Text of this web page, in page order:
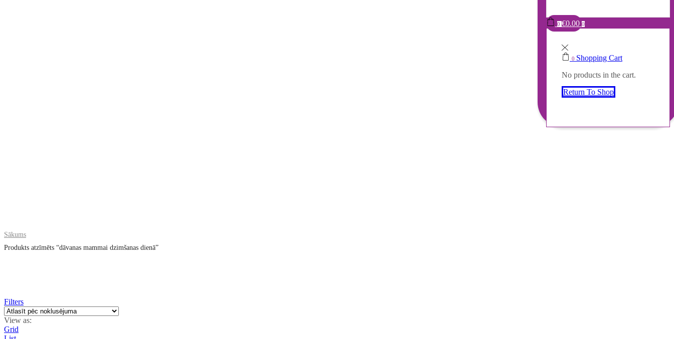
0 €0.00 0
0 Shopping Cart
No products in the cart.
Return To Shop
Sākums
Produkts atzīmēts “dāvanas mammai dzimšanas dienā”
Filters
View as:
Grid